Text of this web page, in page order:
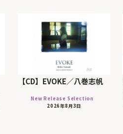
【CD】EVOKE／八巻志帆
New Release Selection
2026年8月3日